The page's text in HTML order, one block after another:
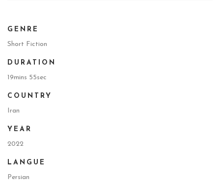
GENRE
Short Fiction
DURATION
19mins 55sec
COUNTRY
Iran
YEAR
2022
LANGUE
Persian